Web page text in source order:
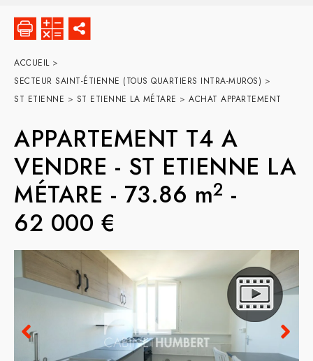
ACCUEIL>
SECTEUR SAINT-ÉTIENNE (TOUS QUARTIERS INTRA-MUROS) >
ST ETIENNE > ST ETIENNE LA MÉTARE > ACHAT APPARTEMENT
APPARTEMENT T4 A
VENDRE - ST ETIENNE LA
MÉTARE - 73.86 m2 -
62 000 €